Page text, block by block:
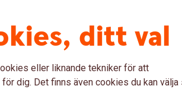
Kort. Har du inte
logga in på
dig, nekas och
fortsätta
ditt val
eller liknande tekniker för att
dig. Det finns även cookies du kan välja